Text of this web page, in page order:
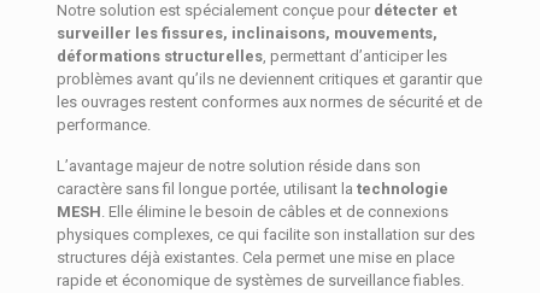
Notre solution est spécialement conçue pour détecter et
surveiller les fissures, inclinaisons, mouvements,
déformations structurelles, permettant d’anticiper les
problèmes avant qu’ils ne deviennent critiques et garantir que
les ouvrages restent conformes aux normes de sécurité et de
performance.
L’avantage majeur de notre solution réside dans son
caractère sans fil longue portée, utilisant la technologie
MESH . Elle élimine le besoin de câbles et de connexions
physiques complexes, ce qui facilite son installation sur des
structures déjà existantes. Cela permet une mise en place
rapide et économique de systèmes de surveillance fiables.